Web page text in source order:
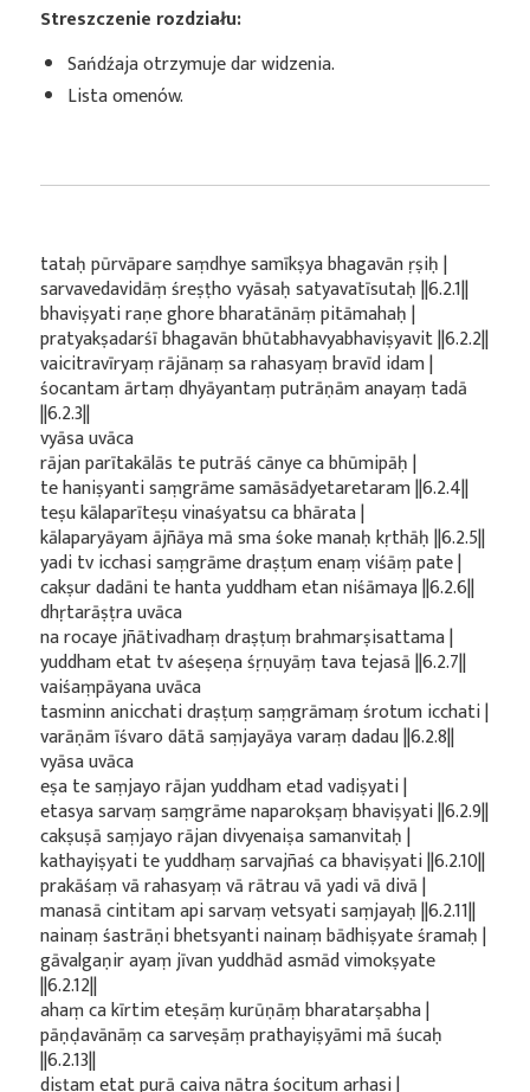
Streszczenie rozdziału:
Sańdźaja otrzymuje dar widzenia.
Lista omenów.
tataḥ pūrvāpare saṃdhye samīkṣya bhagavān ṛṣiḥ |
sarvavedavidāṃ śreṣṭho vyāsaḥ satyavatīsutaḥ ||6.2.1||
bhaviṣyati raṇe ghore bharatānāṃ pitāmahaḥ |
pratyakṣadarśī bhagavān bhūtabhavyabhaviṣyavit ||6.2.2||
vaicitravīryaṃ rājānaṃ sa rahasyaṃ bravīd idam |
śocantam ārtaṃ dhyāyantaṃ putrāṇām anayaṃ tadā
||6.2.3||
vyāsa uvāca
rājan parītakālās te putrāś cānye ca bhūmipāḥ |
te haniṣyanti saṃgrāme samāsādyetaretaram ||6.2.4||
teṣu kālaparīteṣu vinaśyatsu ca bhārata |
kālaparyāyam ājñāya mā sma śoke manaḥ kṛthāḥ ||6.2.5||
yadi tv icchasi saṃgrāme draṣṭum enaṃ viśāṃ pate |
cakṣur dadāni te hanta yuddham etan niśāmaya ||6.2.6||
dhṛtarāṣṭra uvāca
na rocaye jñātivadhaṃ draṣṭuṃ brahmarṣisattama |
yuddham etat tv aśeṣeṇa śṛṇuyāṃ tava tejasā ||6.2.7||
vaiśaṃpāyana uvāca
tasminn anicchati draṣṭuṃ saṃgrāmaṃ śrotum icchati |
varāṇām īśvaro dātā saṃjayāya varaṃ dadau ||6.2.8||
vyāsa uvāca
eṣa te saṃjayo rājan yuddham etad vadiṣyati |
etasya sarvaṃ saṃgrāme naparokṣaṃ bhaviṣyati ||6.2.9||
cakṣuṣā saṃjayo rājan divyenaiṣa samanvitaḥ |
kathayiṣyati te yuddhaṃ sarvajñaś ca bhaviṣyati ||6.2.10||
prakāśaṃ vā rahasyaṃ vā rātrau vā yadi vā divā |
manasā cintitam api sarvaṃ vetsyati saṃjayaḥ ||6.2.11||
nainaṃ śastrāṇi bhetsyanti nainaṃ bādhiṣyate śramaḥ |
gāvalgaṇir ayaṃ jīvan yuddhād asmād vimokṣyate
||6.2.12||
ahaṃ ca kīrtim eteṣāṃ kurūṇāṃ bharatarṣabha |
pāṇḍavānāṃ ca sarveṣāṃ prathayiṣyāmi mā śucaḥ
||6.2.13||